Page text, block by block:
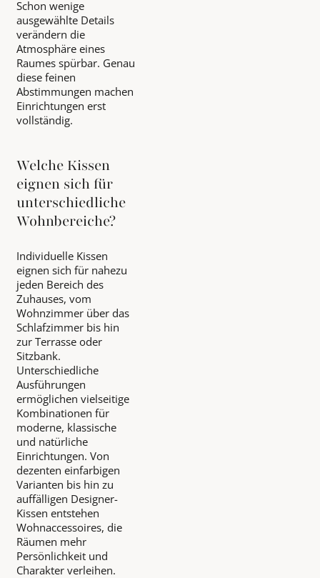
Schon wenige
ausgewählte Details
verändern die
Atmosphäre eines
Raumes spürbar. Genau
diese feinen
Abstimmungen machen
Einrichtungen erst
vollständig.
Welche Kissen
eignen sich für
unterschiedliche
Wohnbereiche?
Individuelle Kissen
eignen sich für nahezu
jeden Bereich des
Zuhauses, vom
Wohnzimmer über das
Schlafzimmer bis hin
zur Terrasse oder
Sitzbank.
Unterschiedliche
Ausführungen
ermöglichen vielseitige
Kombinationen für
moderne, klassische
und natürliche
Einrichtungen. Von
dezenten einfarbigen
Varianten bis hin zu
auffälligen Designer-
Kissen entstehen
Wohnaccessoires, die
Räumen mehr
Persönlichkeit und
Charakter verleihen.